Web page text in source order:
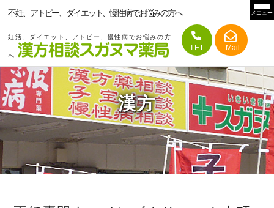
不妊、アトピー、ダイエット、慢性病でお悩みの方へ
妊活、ダイエット、アトピー、慢性病でお悩みの方
へ
メニュー
漢方